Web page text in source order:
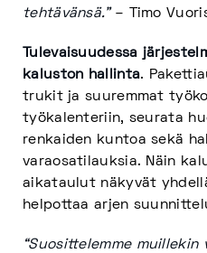
tehtävänsä.”– Timo
Tulevaisuudessa
kaluston hallinta.
trukit ja suuremmat
työkalenteriin, seurata
renkaiden kuntoa sekä
varaosatilauksia. Näin
aikataulut näkyvät
helpottaa arjen
“Suosittelemme